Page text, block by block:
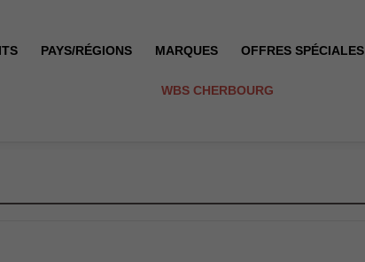
PAYS/RÉGIONS MARQUES OFFRES SPÉCIALES
WBS CHERBOURG